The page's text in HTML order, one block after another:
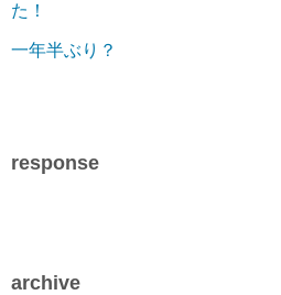
た！
一年半ぶり？
response
archive